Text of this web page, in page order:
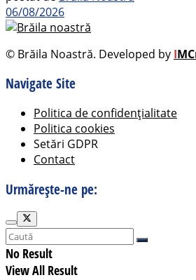
06/08/2026
© Brăila Noastră. Developed by I
Navigate Site
Politica de confidențialitate
Politica cookies
Setări GDPR
Contact
Urmărește-ne pe:
No Result
View All Result